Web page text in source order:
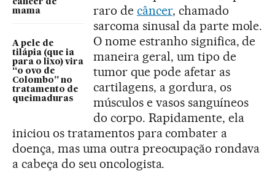
mama
A pele de
tilápia (que ia
para o lixo) vira
“o ovo de
Colombo” no
tratamento de
queimaduras
raro de câncer, chamado
sarcoma sinusal da parte mole.
O nome estranho significa, de
maneira geral, um tipo de
tumor que pode afetar as
cartilagens, a gordura, os
músculos e vasos sanguíneos
do corpo. Rapidamente, ela
iniciou os tratamentos para combater a
doença, mas uma outra preocupação rondava
a cabeça do seu oncologista.